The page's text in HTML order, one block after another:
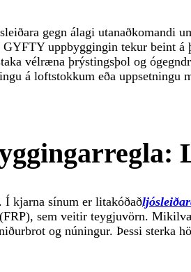
gegn álagi utanaðkomandi
uppbyggingin tekur beint
vélræna þrýstingsþol og
á loftstokkum eða uppsetningu
kjarna sínum er litakóðað
sem veitir teygjuvörn.
og núningur. Þessi sterka